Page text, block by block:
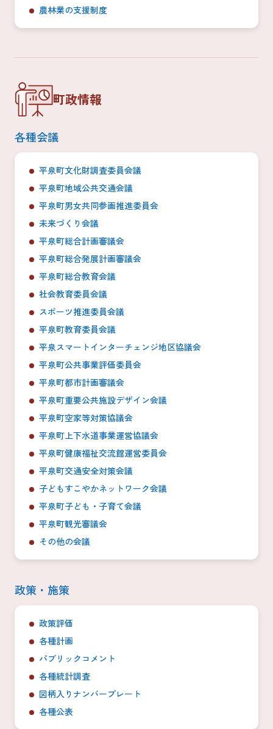
農林業の支援制度
町政情報
各種会議
平泉町文化財調査委員会議
平泉町地域公共交通会議
平泉町男女共同参画推進委員会
未来づくり会議
平泉町総合計画審議会
平泉町総合発展計画審議会
平泉町総合教育会議
社会教育委員会議
スポーツ推進委員会議
平泉町教育委員会議
平泉スマートインターチェンジ地区協議会
平泉町公共事業評価委員会
平泉町都市計画審議会
平泉町重要公共施設デザイン会議
平泉町空家等対策協議会
平泉町上下水道事業運営協議会
平泉町健康福祉交流館運営委員会
平泉町交通安全対策会議
子どもすこやかネットワーク会議
平泉町子ども・子育て会議
平泉町観光審議会
その他の会議
政策・施策
政策評価
各種計画
パブリックコメント
各種統計調査
図柄入りナンバープレート
各種公表